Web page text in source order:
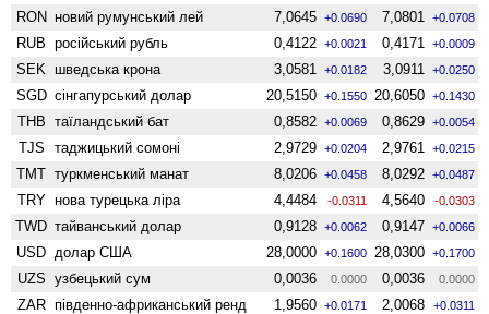
RON новий румунський лей 7,0645 +0.0690 7,0801 +0.0708
RUB російський рубль 0,4122 +0.0021 0,4171 +0.0009
SEK шведська крона 3,0581 +0.0182 3,0911 +0.0250
SGD сінгапурський долар 20,5150 +0.1550 20,6050 +0.1430
THB таїландський бат 0,8582 +0.0069 0,8629 +0.0054
TJS таджицький сомоні 2,9729 +0.0204 2,9761 +0.0215
TMT туркменський манат 8,0206 +0.0458 8,0292 +0.0487
TRY нова турецька ліра 4,4484 -0.0311 4,5640 -0.0303
TWD тайванський долар 0,9128 +0.0062 0,9147 +0.0066
USD долар США 28,0000 +0.1600 28,0300 +0.1700
UZS узбецький сум 0,0036 0.0000 0,0036 0.0000
ZAR південно-африканський ренд 1,9560 +0.0171 2,0068 +0.0311